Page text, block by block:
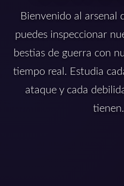
Bienvenido al arsenal
puedes inspeccionar
bestias de guerra con
tiempo real. Estudia
ataque y cada
tienen.